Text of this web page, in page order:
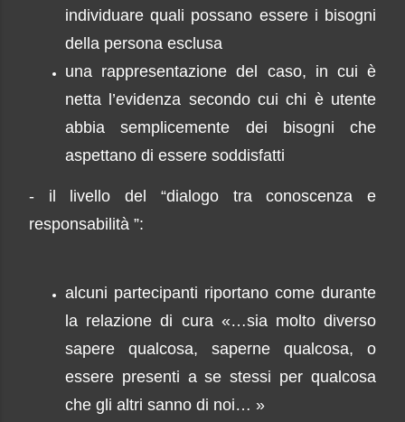
individuare quali possano essere i bisogni
della persona esclusa
una rappresentazione del caso, in cui è
netta l’evidenza secondo cui chi è utente
abbia semplicemente dei bisogni che
aspettano di essere soddisfatti
- il livello del “dialogo tra conoscenza e
responsabilità ”:
alcuni partecipanti riportano come durante
la relazione di cura «…sia molto diverso
sapere qualcosa, saperne qualcosa, o
essere presenti a se stessi per qualcosa
che gli altri sanno di noi… »